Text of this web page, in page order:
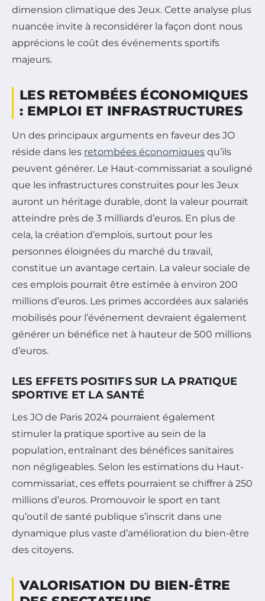
dimension climatique des Jeux. Cette analyse plus
nuancée invite à reconsidérer la façon dont nous
apprécions le coût des événements sportifs
majeurs.
LES RETOMBÉES ÉCONOMIQUES
: EMPLOI ET INFRASTRUCTURES
Un des principaux arguments en faveur des JO
réside dans les retombées économiques qu’ils
peuvent générer. Le Haut-commissariat a souligné
que les infrastructures construites pour les Jeux
auront un héritage durable, dont la valeur pourrait
atteindre près de 3 milliards d’euros. En plus de
cela, la création d’emplois, surtout pour les
personnes éloignées du marché du travail,
constitue un avantage certain. La valeur sociale de
ces emplois pourrait être estimée à environ 200
millions d’euros. Les primes accordées aux salariés
mobilisés pour l’événement devraient également
générer un bénéfice net à hauteur de 500 millions
d’euros.
LES EFFETS POSITIFS SUR LA PRATIQUE
SPORTIVE ET LA SANTÉ
Les JO de Paris 2024 pourraient également
stimuler la pratique sportive au sein de la
population, entraînant des bénéfices sanitaires
non négligeables. Selon les estimations du Haut-
commissariat, ces effets pourraient se chiffrer à 250
millions d’euros. Promouvoir le sport en tant
qu’outil de santé publique s’inscrit dans une
dynamique plus vaste d’amélioration du bien-être
des citoyens.
VALORISATION DU BIEN-ÊTRE